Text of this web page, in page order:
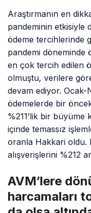
Araştırmanın en
pandeminin etkisiyle
ödeme tercihlerinde
pandemi döneminde
en çok tercih edilen
olmuştu, verilere
devam ediyor. Ocak-
ödemelerde bir
%211’lik bir büyüme
içinde temassız
oranla Hakkari oldu.
alışverişlerini %212
AVM’lere
harcamaları